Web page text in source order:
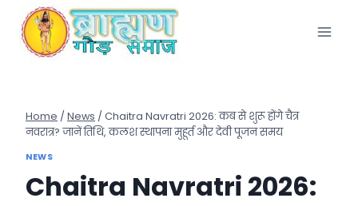
content
Home / News / Chaitra Navratri 2026: कब से शुरू होंगे चैत्र
नवरात्र? जानें तिथि, कलश स्थापना मुहूर्त और देवी पूजन समय
NEWS
Chaitra Navratri 2026: